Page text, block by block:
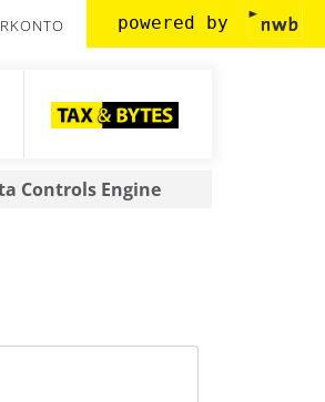
powered by
Controls Engine